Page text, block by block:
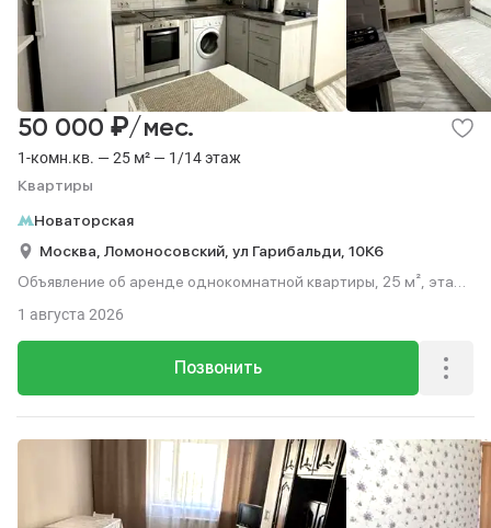
1-комн.кв. — 25 м² — 1/14 этаж
Квартиры
50 000 ₽/мес.
Новаторская
Москва, Ломоносовский, ул Гарибальди, 10К6
Объявление об аренде однокомнатной квартиры, 25 м², этаж
Позвонить
1 августа 2026